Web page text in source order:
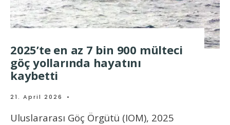
2025’te en az 7 bin 900 mülteci
göç yollarında hayatını
kaybetti
21. April 2026 •
Uluslararası Göç Örgütü (IOM), 2025